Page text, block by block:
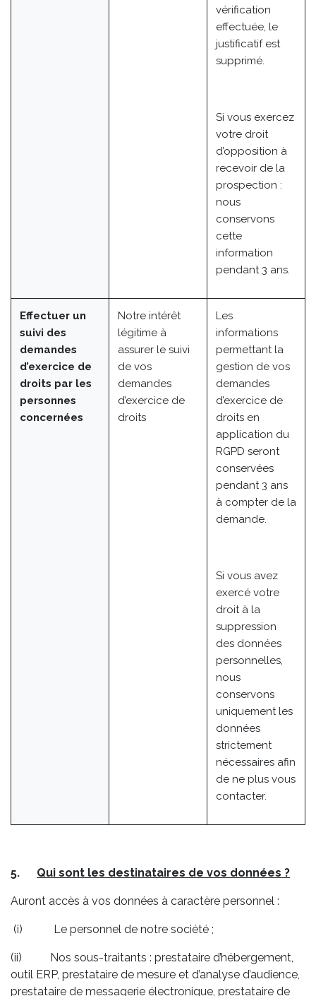
vérification
effectuée, le
justificatif est
supprimé.
Si vous exercez
votre droit
d’opposition à
recevoir de la
prospection :
nous
conservons
cette
information
pendant 3 ans.
Effectuer un
suivi des
demandes
d’exercice de
droits par les
personnes
concernées
Notre intérêt
légitime à
assurer le suivi
de vos
demandes
d’exercice de
droits
Les
informations
permettant la
gestion de vos
demandes
d’exercice de
droits en
application du
RGPD seront
conservées
pendant 3 ans
à compter de la
demande.
Si vous avez
exercé votre
droit à la
suppression
des données
personnelles,
nous
conservons
uniquement les
données
strictement
nécessaires afin
de ne plus vous
contacter.
5. Qui sont les destinataires de vos données ?
Auront accès à vos données à caractère personnel :
(i) Le personnel de notre société ;
(ii) Nos sous-traitants : prestataire d’hébergement,
outil ERP, prestataire de mesure et d’analyse d’audience,
prestataire de messagerie électronique, prestataire de